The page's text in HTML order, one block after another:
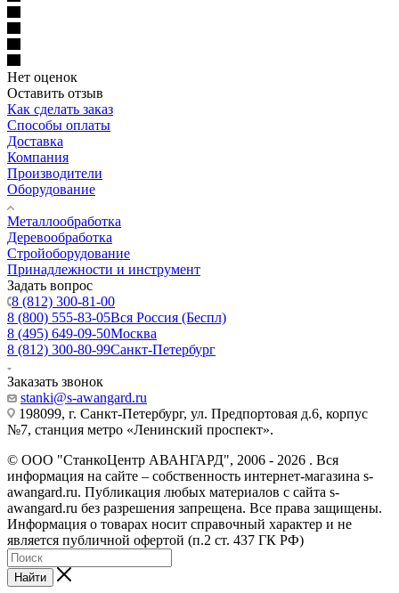
Нет оценок
Оставить отзыв
Как сделать заказ
Способы оплаты
Доставка
Компания
Производители
Оборудование
Металлообработка
Деревообработка
Стройоборудование
Принадлежности и инструмент
Задать вопрос
8 (812) 300-81-00
8 (800) 555-83-05Вся Россия (Беспл)
8 (495) 649-09-50Москва
8 (812) 300-80-99Санкт-Петербург
Заказать звонок
stanki@s-awangard.ru
198099, г. Санкт-Петербург, ул. Предпортовая д.6, корпус
№7, станция метро «Ленинский проспект».
© ООО "СтанкоЦентр АВАНГАРД", 2006 - 2026 . Вся
информация на сайте – собственность интернет-магазина s-
awangard.ru. Публикация любых материалов с сайта s-
awangard.ru без разрешения запрещена. Все права защищены.
Информация о товарах носит справочный характер и не
является публичной офертой (п.2 ст. 437 ГК РФ)
Найти